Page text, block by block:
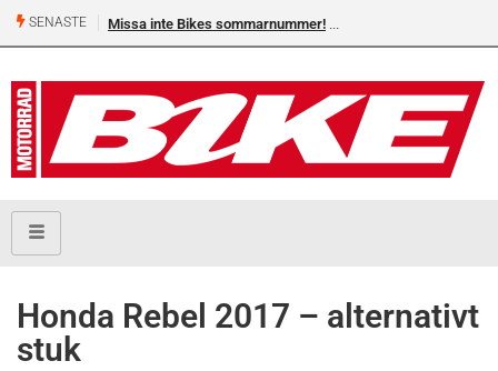
SENASTE Missa inte Bikes sommarnummer!
Honda Rebel 2017 – alternativt
stuk